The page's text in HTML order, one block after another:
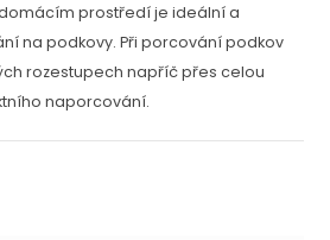
prostředí je ideální a
na podkovy. Při porcování podkov
rozestupech napříč přes celou
naporcování.